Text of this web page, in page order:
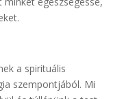
a spirituális
szempontjából. Mi